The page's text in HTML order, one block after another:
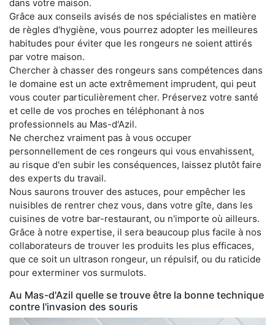
dans votre maison.
Grâce aux conseils avisés de nos spécialistes en matière
de règles d'hygiène, vous pourrez adopter les meilleures
habitudes pour éviter que les rongeurs ne soient attirés
par votre maison.
Chercher à chasser des rongeurs sans compétences dans
le domaine est un acte extrêmement imprudent, qui peut
vous couter particulièrement cher. Préservez votre santé
et celle de vos proches en téléphonant à nos
professionnels au Mas-d'Azil.
Ne cherchez vraiment pas à vous occuper
personnellement de ces rongeurs qui vous envahissent,
au risque d'en subir les conséquences, laissez plutôt faire
des experts du travail.
Nous saurons trouver des astuces, pour empêcher les
nuisibles de rentrer chez vous, dans votre gîte, dans les
cuisines de votre bar-restaurant, ou n'importe où ailleurs.
Grâce à notre expertise, il sera beaucoup plus facile à nos
collaborateurs de trouver les produits les plus efficaces,
que ce soit un ultrason rongeur, un répulsif, ou du raticide
pour exterminer vos surmulots.
Au Mas-d'Azil quelle se trouve être la bonne technique
contre l'invasion des souris